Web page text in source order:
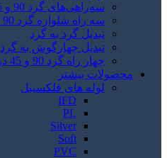
سه‌راهی‌های گرد 90 و 45
سه راه شلواره گرد 90 درجه و 45 درجه
تبدیل گرد به گرد
تبدیل چهارگوش به گرد
چهار راه گرد 90 و 45 درجه
محصولات بیشتر
لوله های فلکسیبل
IFD
PL
Silver
Soft
PVC